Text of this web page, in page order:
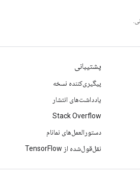
پشتیبانی
پیگیری‌کننده نسخه
یادداشت‌های انتشار
Stack Overflow
دستورالعمل‌های نمانام
نقل‌قول‌شده از TensorFlow